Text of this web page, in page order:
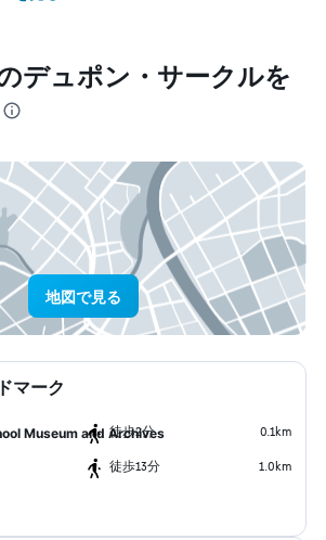
デュポン・サークル​を
地図で見る
マーク
Museum and Archives
​徒歩2分 0.1km
​徒歩13分 1.0km